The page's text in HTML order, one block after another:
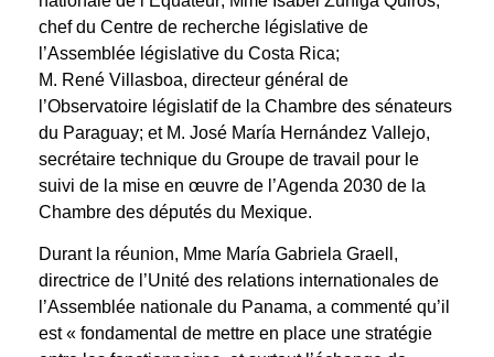
chef du Centre de recherche législative de
l’Assemblée législative du Costa Rica;
M. René Villasboa, directeur général de
l’Observatoire législatif de la Chambre des sénateurs
du Paraguay; et M. José María Hernández Vallejo,
secrétaire technique du Groupe de travail pour le
suivi de la mise en œuvre de l’Agenda 2030 de la
Chambre des députés du Mexique.
Durant la réunion, Mme María Gabriela Graell,
directrice de l’Unité des relations internationales de
l’Assemblée nationale du Panama, a commenté qu’il
est « fondamental de mettre en place une stratégie